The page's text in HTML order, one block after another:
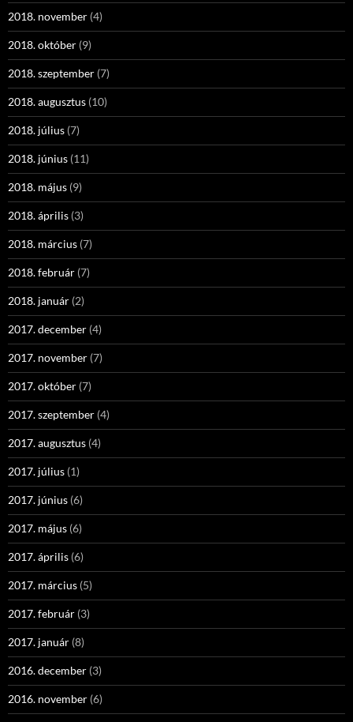
2018. november (4)
2018. október (9)
2018. szeptember (7)
2018. augusztus (10)
2018. július (7)
2018. június (11)
2018. május (9)
2018. április (3)
2018. március (7)
2018. február (7)
2018. január (2)
2017. december (4)
2017. november (7)
2017. október (7)
2017. szeptember (4)
2017. augusztus (4)
2017. július (1)
2017. június (6)
2017. május (6)
2017. április (6)
2017. március (5)
2017. február (3)
2017. január (8)
2016. december (3)
2016. november (6)